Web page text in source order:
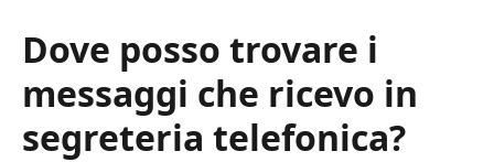
Dove posso trovare i
messaggi che ricevo in
segreteria telefonica?